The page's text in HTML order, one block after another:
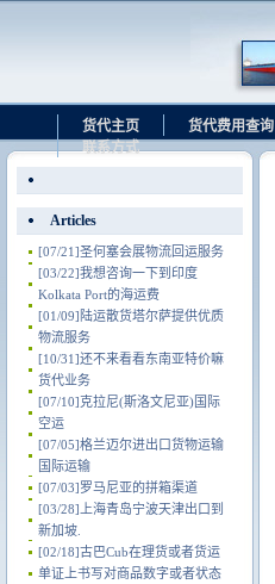
货代主页 货代费用查询
联系方式
Articles
[07/21]圣何塞会展物流回运服务
[03/22]我想咨询一下到印度
Kolkata Port的海运费
[01/09] 陆运散货塔尔萨提供优质
物流服务
[10/31]还不来看看东南亚特价嘛
货代业务
[07/10]克拉尼(斯洛文尼亚)国际
空运
[07/05]格兰迈尔进出口货物运输
国际运输
[07/03]罗马尼亚的拼箱渠道
[03/28] 上海青岛宁波天津出口到
新加坡.
[02/18]古巴Cub在理货或者货运
单证上书写对商品数字或者状态